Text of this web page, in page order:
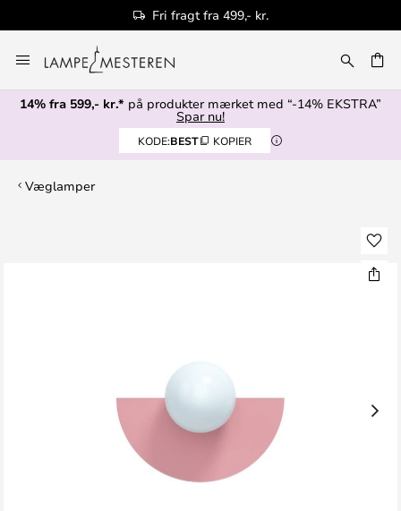
Fri fragt fra 499,- kr.
to
Content
14% fra 599,- kr.* på produkter mærket med “-14% EKSTRA”
Spar nu!
KODE:BEST KOPIER
Væglamper